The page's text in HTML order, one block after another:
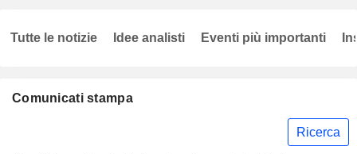
Comunicati stampa
Ricerca
Tutte le notizie Idee analisti Eventi più importanti